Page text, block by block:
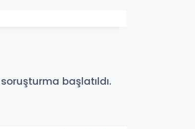
başlatıldı.